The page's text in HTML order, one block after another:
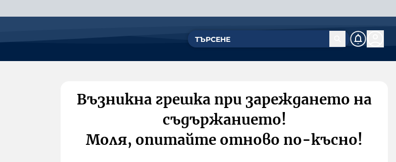
Възникна грешка при зареждането на
съдържанието!
Моля, опитайте отново по-късно!